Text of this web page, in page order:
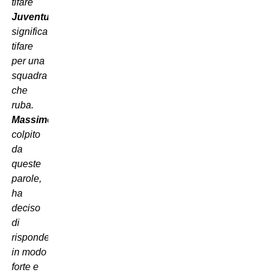
Juventus
significava
tifare
per una
squadra
che
ruba.
Massimo
colpito
da
queste
parole,
ha
deciso
di
rispondere
in modo
forte e